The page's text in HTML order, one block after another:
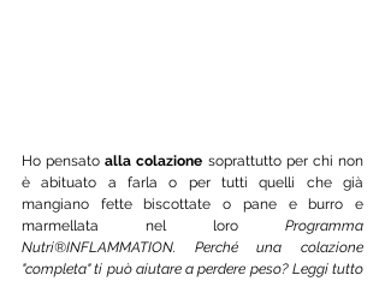
Ho pensato alla colazione soprattutto per chi non
è abituato a farla o per tutti quelli che già
mangiano fette biscottate o pane e burro e
marmellata nel loro Programma
Nutri®INFLAMMATION. Perché una colazione
"completa" ti può aiutare a perdere peso? Leggi tutto